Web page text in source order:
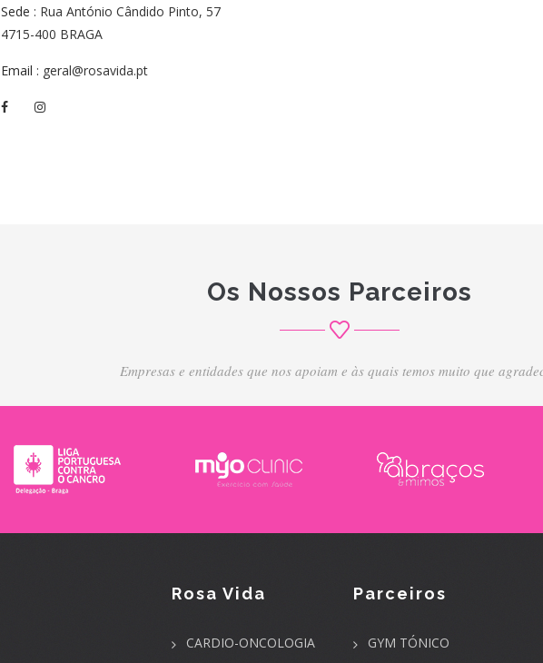
Sede : Rua António Cândido Pinto, 57
4715-400 BRAGA
Email : geral@rosavida.pt
Os Nossos Parceiros
Empresas e entidades que nos apoiam e às quais temos muito que
Rosa Vida
CARDIO-ONCOLOGIA
Parceiros
GYM TÓNICO